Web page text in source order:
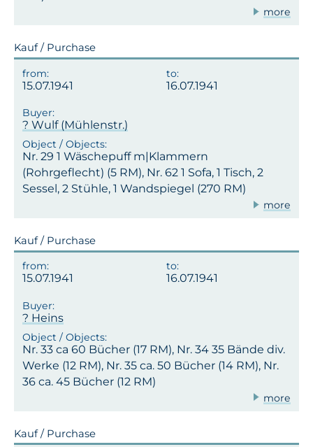
more
Kauf / Purchase
15.07.1941 16.07.1941
? Wulf (Mühlenstr.)
Nr. 29 1 Wäschepuff m|Klammern
(Rohrgeflecht) (5 RM), Nr. 62 1 Sofa, 1 Tisch, 2
Sessel, 2 Stühle, 1 Wandspiegel (270 RM)
more
Kauf / Purchase
15.07.1941 16.07.1941
? Heins
Nr. 33 ca 60 Bücher (17 RM), Nr. 34 35 Bände div.
Werke (12 RM), Nr. 35 ca. 50 Bücher (14 RM), Nr.
36 ca. 45 Bücher (12 RM)
more
Kauf / Purchase